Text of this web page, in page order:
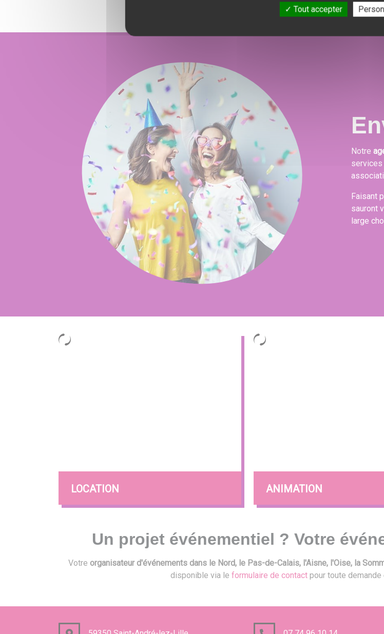
Notre
services
Faisant
sauront
large
LOCATION ANIMATION
Un projet événementiel ? Votre
Votre organisateur d'événements dans le Nord, le Pas-de-Calais, l'Aisne, l'Oise, la
disponible via le formulaire de contact pour toute
Tout accepter